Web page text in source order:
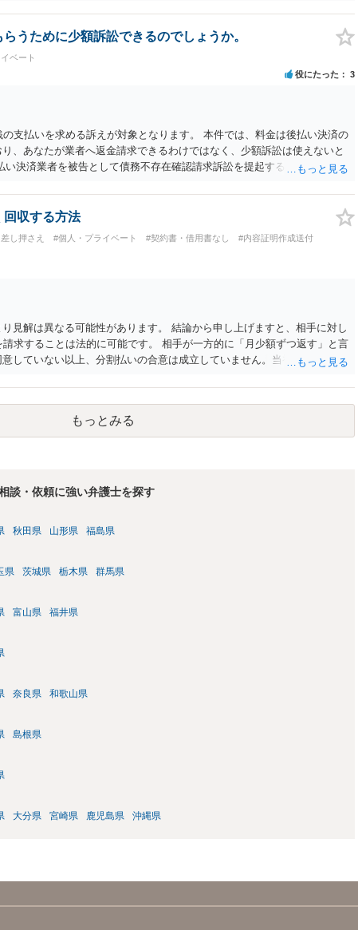
「一緒に行く」という結果の実現に重大な障害が発生しており、当然に
かは微妙であり、むしろ返金すべきとするのが当事者の合理的意思に合
隣り合わせになることは避けたいという心理が働くことも無理からぬと
ア指定のアリーナ席であれば隣り合わせにならずに済むかもしれません
ったり特別席であったりすれば、判断は変わってくるかもしれません。
法に規定する特定興行入場券に該当し、券面上使用者が指定されている
選択肢がない場合もあるでしょう。 このように、本件の紛争は、法的に
にあるのかを追求した解決が必要になると思われます。なかなか難しい
答は異なるかもしれません。
うために少額訴訟できるのでしょうか。
ベート
役にたった 3
支払いを求める訴えが対象となります。 本件では、料金は後払い決済の
、あなたが業者へ返金請求できるわけではなく、少額訴訟は使えないと
い決済業者を被告として債務不存在確認請求訴訟を提起することも考えら
行ってきた場合には全面的に争う、というやり方がベターではないかと
ー等で、消費者問題に強い弁護士（消費者保護委員会に所属しているな
回収する方法
し押さえ #個人・プライベート #契約書・借用書なし
#内容証明作成送付
見解は異なる可能性があります。 結論から申し上げますと、相手に対し
求することは法的に可能です。 相手が一方的に「月少額ずつ返す」と言
していない以上、分割払いの合意は成立していません。当初の返済期日
：PayPayのメッセージ等で「分割払いには同意していないため、残額の
えます。 相手の本名・住所の確認：応じない場合に法的手段（少額訴訟
必要です。分からない場合は、まず本名や住所の特定を進めてくださ
Switch2等）の事実も踏まえ、応じない場合は法的措置を辞さない姿勢で
もっとみる
談・依頼に強い弁護士を探す
秋田県 山形県 福島県
県 茨城県 栃木県 群馬県
富山県 福井県
奈良県 和歌山県
島根県
大分県 宮崎県 鹿児島県 沖縄県